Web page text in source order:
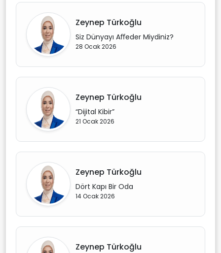
Zeynep Türkoğlu
Siz Dünyayı Aﬀeder Miydiniz?
28 Ocak 2026
Zeynep Türkoğlu
“Dijital Kibir”
21 Ocak 2026
Zeynep Türkoğlu
Dört Kapı Bir Oda
14 Ocak 2026
Zeynep Türkoğlu